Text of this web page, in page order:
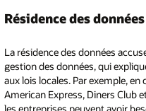
Résidence des données
La résidence des données
gestion des données, qui
aux lois locales. Par exemple,
American Express, Diners Club
les entreprises peuvent avoir